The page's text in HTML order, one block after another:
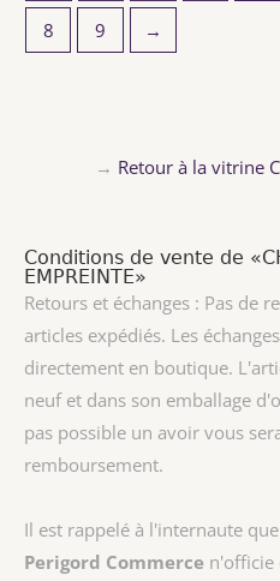
8 9 →
→ Retour à la vitrine
Conditions de vente de
EMPREINTE»
Retours et échanges : Pas de
articles expédiés. Les
directement en boutique.
neuf et dans son emballage
pas possible un avoir vous
remboursement.
Il est rappelé à l'internaute
Perigord Commerce n'officie